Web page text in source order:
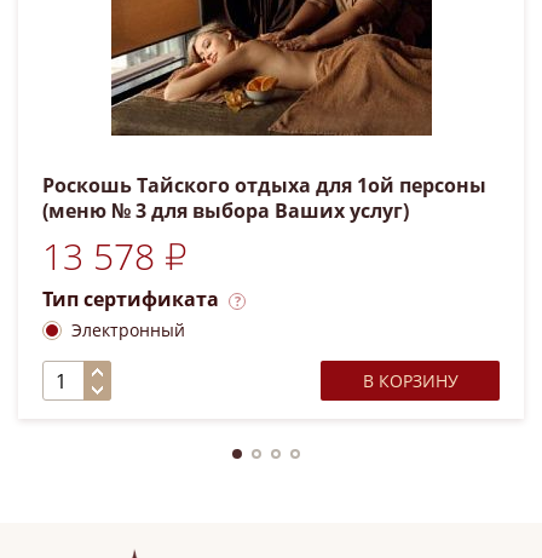
Роскошь Тайского отдыха для 1ой персоны
(меню № 3 для выбора Ваших услуг)
13 578 ₽
Тип сертификата
Электронный
В КОРЗИНУ